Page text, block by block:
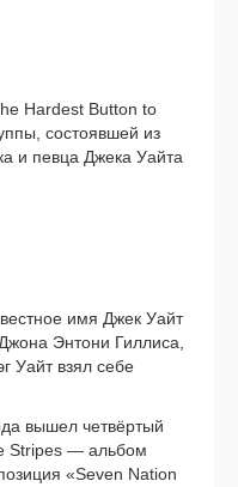
Hardest Button to
состо­яв­шей из
и пев­ца Джека Уайта
имя Джек Уайт
Энтони Гиллиса,
Уайт взял себе
вышел чет­вёр­тый
Stripes — аль­бом
«Seven Nation